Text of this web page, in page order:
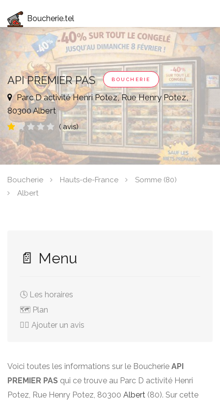
Boucherie.tel
API PREMIER PAS BOUCHERIE
Parc D activité Henri Potez, Rue Henry Potez,
80300 Albert
( avis)
Boucherie Hauts-de-France
Somme (80)
Albert
📄 Menu
🕓 Les horaires
🗺️ Plan
✍🏻 Ajouter un avis
Voici toutes les informations sur le Boucherie API
PREMIER PAS qui ce trouve au Parc D activité Henri
Potez, Rue Henry Potez, 80300 Albert (80). Sur cette